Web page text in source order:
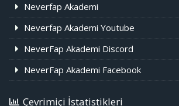
Neverfap Akademi
Neverfap Akademi Youtube
NeverFap Akademi Discord
NeverFap Akademi Facebook
Çevrimiçi İstatistikleri